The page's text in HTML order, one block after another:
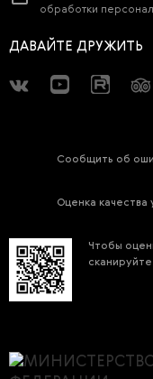
обработки
ДАВАЙТЕ ДРУЖИТЬ
Сообщить об
Оценка качества
Чтобы